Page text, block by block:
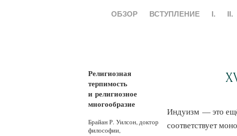
ОБЗОР ВСТУПЛЕНИЕ I. II.
Религиозная
терпимость
и религиозное
многообразие
Брайан Р. Уилсон, доктор
философии,
Индуизм — это ещё
соответствует